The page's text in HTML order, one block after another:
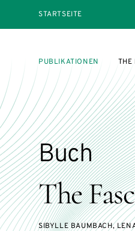
STARTSEITE
PUBLIKATIONEN THE
The
Buch
SIBYLLE BAUMBACH,